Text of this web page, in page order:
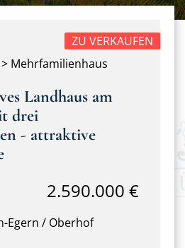
Mehrfamilienhaus
ZU VERKAUFEN
Landhaus am
drei
- attraktive
Egern / Oberhof
2.590.000 €